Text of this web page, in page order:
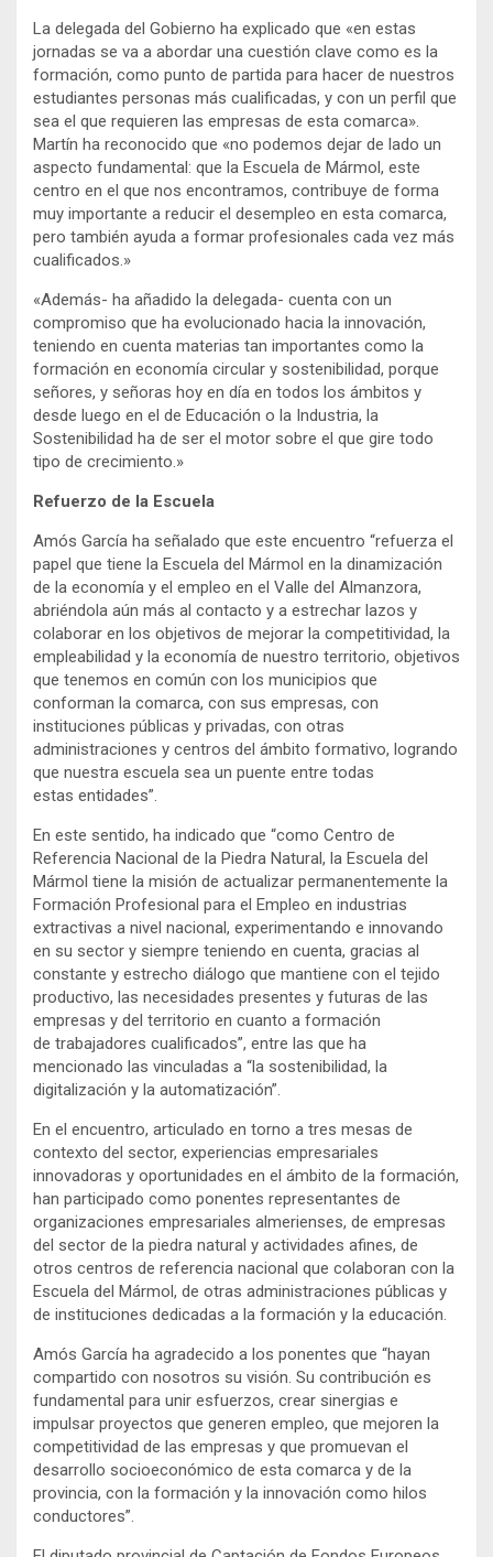
La delegada del Gobierno ha explicado que «en estas
jornadas se va a abordar una cuestión clave como es la
formación, como punto de partida para hacer de nuestros
estudiantes personas más cualificadas, y con un perfil que
sea el que requieren las empresas de esta comarca».
Martín ha reconocido que «no podemos dejar de lado un
aspecto fundamental: que la Escuela de Mármol, este
centro en el que nos encontramos, contribuye de forma
muy importante a reducir el desempleo en esta comarca,
pero también ayuda a formar profesionales cada vez más
cualificados.»
«Además- ha añadido la delegada- cuenta con un
compromiso que ha evolucionado hacia la innovación,
teniendo en cuenta materias tan importantes como la
formación en economía circular y sostenibilidad, porque
señores, y señoras hoy en día en todos los ámbitos y
desde luego en el de Educación o la Industria, la
Sostenibilidad ha de ser el motor sobre el que gire todo
tipo de crecimiento.»
Refuerzo de la Escuela
Amós García ha señalado que este encuentro “refuerza el
papel que tiene la Escuela del Mármol en la dinamización
de la economía y el empleo en el Valle del Almanzora,
abriéndola aún más al contacto y a estrechar lazos y
colaborar en los objetivos de mejorar la competitividad, la
empleabilidad y la economía de nuestro territorio, objetivos
que tenemos en común con los municipios que
conforman la comarca, con sus empresas, con
instituciones públicas y privadas, con otras
administraciones y centros del ámbito formativo, logrando
que nuestra escuela sea un puente entre todas
estas entidades”.
En este sentido, ha indicado que “como Centro de
Referencia Nacional de la Piedra Natural, la Escuela del
Mármol tiene la misión de actualizar permanentemente la
Formación Profesional para el Empleo en industrias
extractivas a nivel nacional, experimentando e innovando
en su sector y siempre teniendo en cuenta, gracias al
constante y estrecho diálogo que mantiene con el tejido
productivo, las necesidades presentes y futuras de las
empresas y del territorio en cuanto a formación
de trabajadores cualificados”, entre las que ha
mencionado las vinculadas a “la sostenibilidad, la
digitalización y la automatización”.
En el encuentro, articulado en torno a tres mesas de
contexto del sector, experiencias empresariales
innovadoras y oportunidades en el ámbito de la formación,
han participado como ponentes representantes de
organizaciones empresariales almerienses, de empresas
del sector de la piedra natural y actividades afines, de
otros centros de referencia nacional que colaboran con la
Escuela del Mármol, de otras administraciones públicas y
de instituciones dedicadas a la formación y la educación.
Amós García ha agradecido a los ponentes que “hayan
compartido con nosotros su visión. Su contribución es
fundamental para unir esfuerzos, crear sinergias e
impulsar proyectos que generen empleo, que mejoren la
competitividad de las empresas y que promuevan el
desarrollo socioeconómico de esta comarca y de la
provincia, con la formación y la innovación como hilos
conductores”.